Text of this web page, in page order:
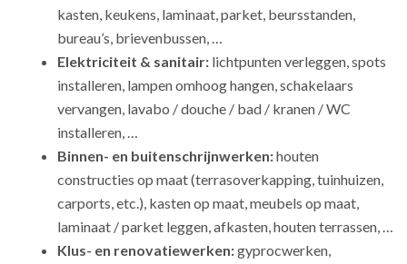
kasten, keukens, laminaat, parket, beursstanden,
bureau’s, brievenbussen, …
Elektriciteit & sanitair: lichtpunten verleggen, spots
installeren, lampen omhoog hangen, schakelaars
vervangen, lavabo / douche / bad / kranen / WC
installeren, …
Binnen- en buitenschrijnwerken:houten
constructies op maat (terrasoverkapping, tuinhuizen,
carports, etc.), kasten op maat, meubels op maat,
laminaat / parket leggen, afkasten, houten terrassen, …
Klus- en renovatiewerken:gyprocwerken,